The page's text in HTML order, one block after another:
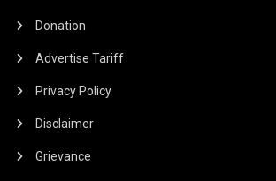
Donation
Advertise Tariff
Privacy Policy
Disclaimer
Grievance